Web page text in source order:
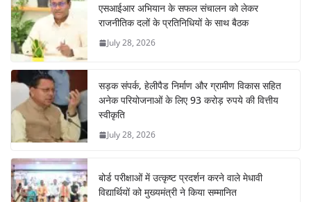
एसआईआर अभियान के सफल संचालन को लेकर
राजनीतिक दलों के प्रतिनिधियों के साथ बैठक
July 28, 2026
सड़क संपर्क, हेलीपैड निर्माण और ग्रामीण विकास सहित
अनेक परियोजनाओं के लिए 93 करोड़ रुपये की वित्तीय
स्वीकृति
July 28, 2026
बोर्ड परीक्षाओं में उत्कृष्ट प्रदर्शन करने वाले मेधावी
विद्यार्थियों को मुख्यमंत्री ने किया सम्मानित